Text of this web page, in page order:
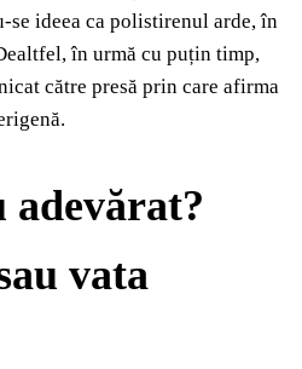
se ideea ca polistirenul arde, în
în urmă cu puțin timp,
către presă prin care afirma
adevărat?
vata